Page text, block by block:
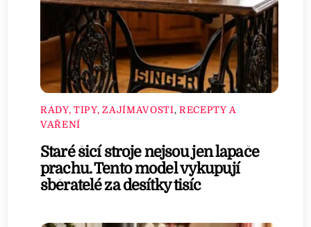
RADY, TIPY, ZAJÍMAVOSTI, RECEPTY A
VAŘENÍ
Staré šicí stroje nejsou jen lapače
prachu. Tento model vykupují
sběratelé za desítky tisíc